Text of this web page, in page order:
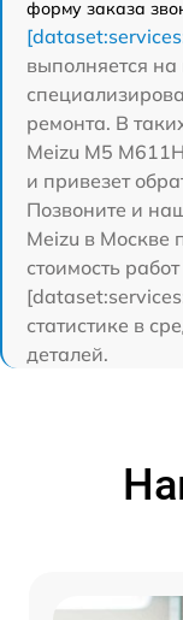
форму заказа
выполняется на
ремонта. В
Meizu M5
и привезет
Позвоните и
Meizu в Москве
стоимость
статистике в
деталей.